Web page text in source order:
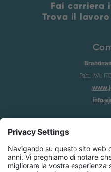
Fai carriera
Trova il
Part. IVA: